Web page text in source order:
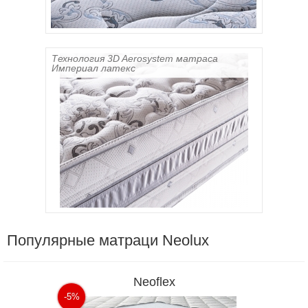
Технология 3D Aerosystem матраса
Империал латекс
Популярные матраци Neolux
Neoflex
-5%